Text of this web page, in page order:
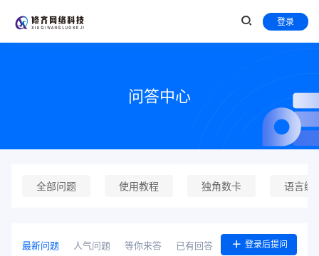
登录
问答中心
全部问题 使用教程 独角数卡 语言编
最新问题 人气问题 等你来答 已有回答 登录后提问